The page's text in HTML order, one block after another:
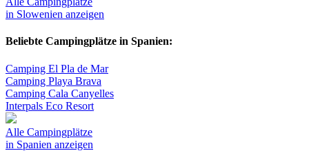
in Slowenien anzeigen
Beliebte Campingplätze in Spanien:
Camping El Pla de Mar
Camping Playa Brava
Camping Cala Canyelles
Interpals Eco Resort
Alle Campingplätze
in Spanien anzeigen